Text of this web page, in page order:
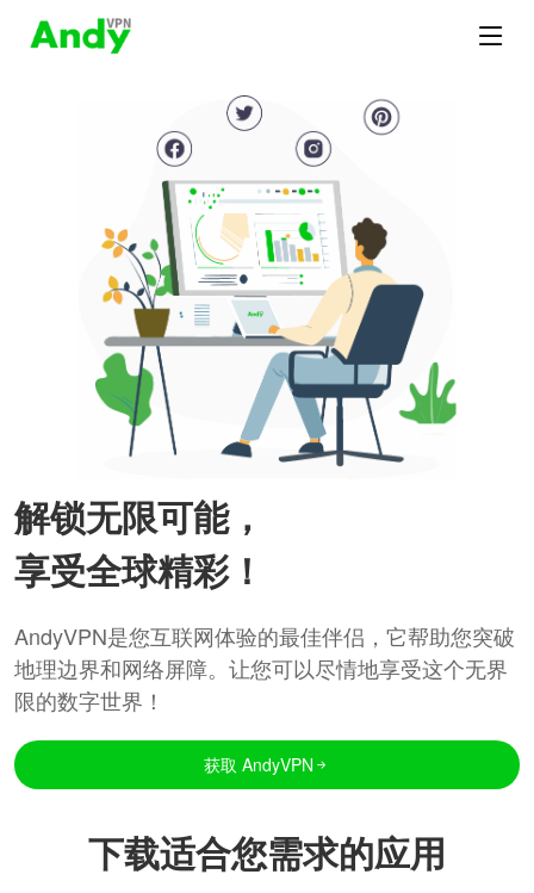
解锁无限可能，
享受全球精彩！
AndyVPN是您互联网体验的最佳伴侣，它帮助您突破
地理边界和网络屏障。让您可以尽情地享受这个无界
限的数字世界！
获取 AndyVPN
下载适合您需求的应用